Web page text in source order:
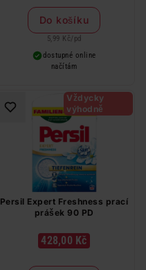
Do košíku
5,99 Kč/ pd
dostupné online
načítám
Vždycky
výhodně
Persil Expert Freshness prací
prášek 90 PD
428,00 Kč